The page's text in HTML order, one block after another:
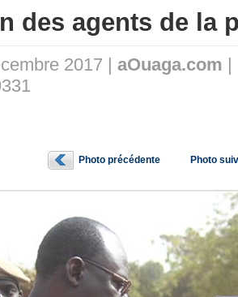
des agents de la
2017 | aOuaga.com |
Photo précédente Photo